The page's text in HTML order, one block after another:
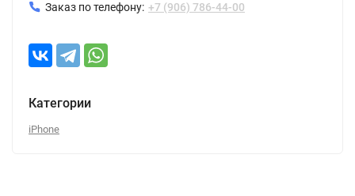
Заказ по телефону: +7 (906) 786-44-00
Категории
iPhone